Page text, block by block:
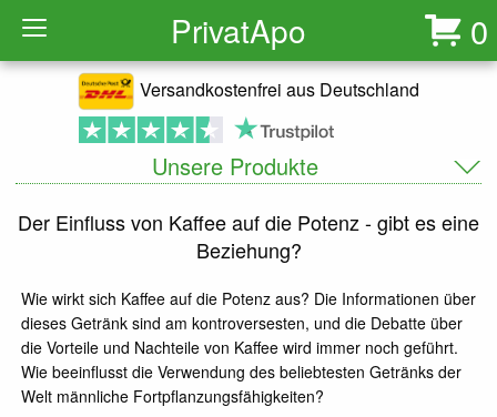
PrivatApo 0
Versandkostenfrei aus Deutschland
Unsere Produkte
Der Einfluss von Kaffee auf die Potenz - gibt es eine
Beziehung?
Wie wirkt sich Kaffee auf die Potenz aus? Die Informationen über
dieses Getränk sind am kontroversesten, und die Debatte über
die Vorteile und Nachteile von Kaffee wird immer noch geführt.
Wie beeinflusst die Verwendung des beliebtesten Getränks der
Welt männliche Fortpflanzungsfähigkeiten?